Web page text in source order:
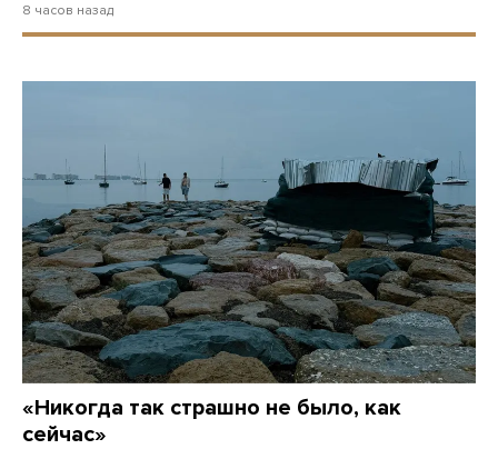
8 часов назад
«Никогда так страшно не было, как
сейчас»